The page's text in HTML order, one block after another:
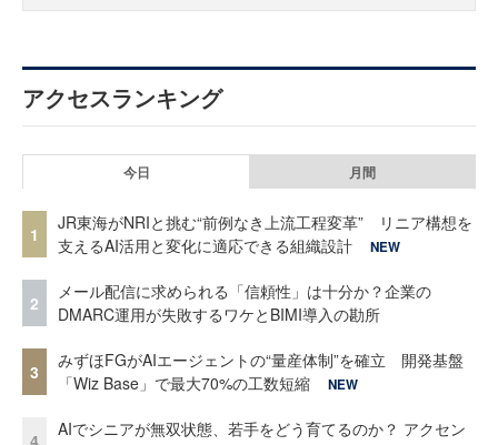
アクセスランキング
今日 月間
1
JR東海がNRIと挑む“前例なき上流工程変革” リニア構想を
支えるAI活用と変化に適応できる組織設計
NEW
2
メール配信に求められる「信頼性」は十分か？企業の
DMARC運用が失敗するワケとBIMI導入の勘所
3
みずほFGがAIエージェントの“量産体制”を確立 開発基盤
「Wiz Base」で最大70%の工数短縮
NEW
4
AIでシニアが無双状態、若手をどう育てるのか？ アクセン